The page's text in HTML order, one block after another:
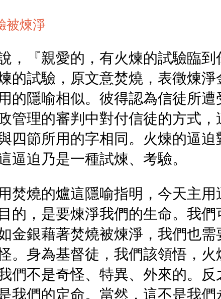
被煉淨
，『親愛的，有火煉的試驗臨
的試驗，原文意焚燒，表徵煉
的隱喻相似。彼得認為信徒所
管理的審判中對付信徒的方式
四節所用的字相同。火煉的逼
逼迫乃是一種試煉、考驗。
焚燒的爐這隱喻指明，今天主
的，是要煉淨我們的生命。我
金銀藉著焚燒被煉淨，我們也
。身為基督徒，我們該領悟，
們不是奇怪、特異、外來的。
我們的定命。當然，這不是我